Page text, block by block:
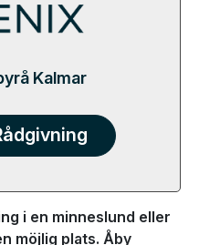
Kalmar
i en minneslund eller
möjlig plats. Åby